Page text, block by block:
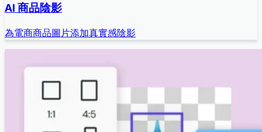
AI 商品陰影
為電商商品圖片添加真實感陰影